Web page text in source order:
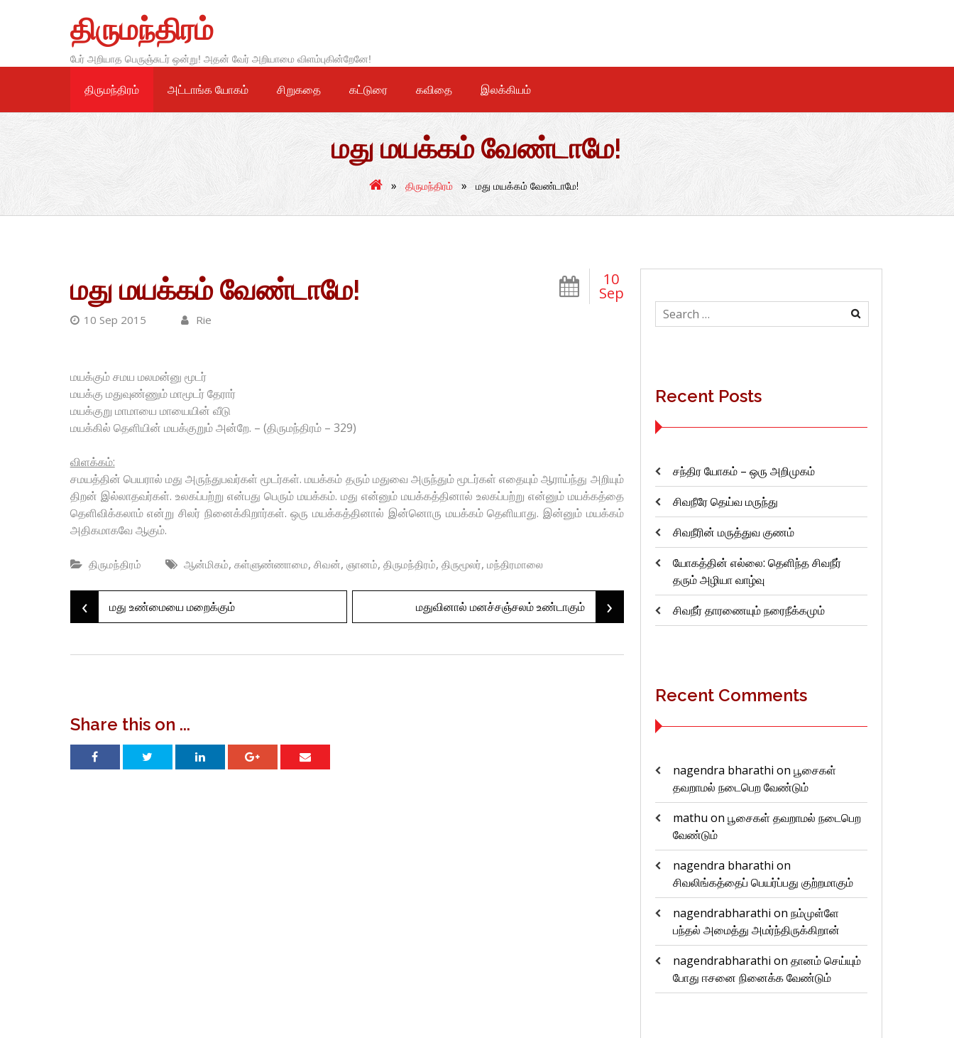
திருமந்திரம்
பேர் அறியாத பெருஞ்சுடர் ஒன்று! அதன் வேர் அறியாமை விளம்புகின்றேனே!
திருமந்திரம் அட்டாங்க யோகம் சிறுகதை கட்டுரை கவிதை இலக்கியம்
மது மயக்கம் வேண்டாமே!
» திருமந்திரம் » மது மயக்கம் வேண்டாமே!
10
Sep
மது மயக்கம் வேண்டாமே!
10 Sep 2015 Rie
மயக்கும் சமய மலமன்னு மூடர்
மயக்கு மதுவுண்ணும் மாமூடர் தேரார்
மயக்குறு மாமாயை மாயையின் வீடு
மயக்கில் தெளியின் மயக்குறும் அன்றே. – (திருமந்திரம் – 329)
விளக்கம்:
சமயத்தின் பெயரால் மது அருந்துபவர்கள் மூடர்கள். மயக்கம் தரும் மதுவை அருந்தும் மூடர்கள் எதையும் ஆராய்ந்து அறியும்
திறன் இல்லாதவர்கள். உலகப்பற்று என்பது பெரும் மயக்கம். மது என்னும் மயக்கத்தினால் உலகப்பற்று என்னும் மயக்கத்தை
தெளிவிக்கலாம் என்று சிலர் நினைக்கிறார்கள். ஒரு மயக்கத்தினால் இன்னொரு மயக்கம் தெளியாது. இன்னும் மயக்கம்
அதிகமாகவே ஆகும்.
திருமந்திரம் ஆன்மிகம், கள்ளுண்ணாமை, சிவன், ஞானம், திருமந்திரம், திருமூலர், மந்திரமாலை
Post
navigation
‹ மது உண்மையை மறைக்கும் மதுவினால் மனச்சஞ்சலம் உண்டாகும் ›
Share this on ...
Search
for:
Recent Posts
சந்திர யோகம் – ஒரு அறிமுகம்
சிவநீரே தெய்வ மருந்து
சிவநீரின் மருத்துவ குணம்
யோகத்தின் எல்லை: தெளிந்த சிவநீர்
தரும் அழியா வாழ்வு
சிவநீர் தாரணையும் நரைநீக்கமும்
Recent Comments
nagendra bharathi on பூசைகள்
தவறாமல் நடைபெற வேண்டும்
mathu on பூசைகள் தவறாமல் நடைபெற
வேண்டும்
nagendra bharathi on
சிவலிங்கத்தைப் பெயர்ப்பது குற்றமாகும்
nagendrabharathi on நம்முள்ளே
பந்தல் அமைத்து அமர்ந்திருக்கிறான்
nagendrabharathi on தானம் செய்யும்
போது ஈசனை நினைக்க வேண்டும்